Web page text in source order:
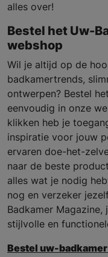
alles over!
Bestel het Uw-
webshop
Wil je altijd op de
badkamertrends,
ontwerpen? Bestel
eenvoudig in onze
klikken heb je
inspiratie voor jouw
ervaren doe-het-
naar de beste
alles wat je nodig
nog en verzeker
Badkamer Magazine,
stijlvolle en
Bestel uw-